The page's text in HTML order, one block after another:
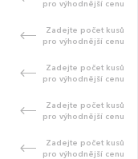
pro výhodnější cenu
Zadejte počet kusů
pro výhodnější cenu
Zadejte počet kusů
pro výhodnější cenu
Zadejte počet kusů
pro výhodnější cenu
Zadejte počet kusů
pro výhodnější cenu